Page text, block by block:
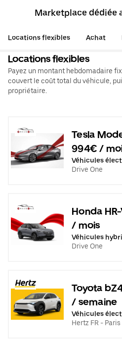
Marketplace dédiée
Locations flexibles Achat
Locations flexibles
Payez un montant hebdomadaire
couvert le coût total du véhicule,
propriétaire.
Tesla
994€ /
Véhicules
Drive One
Honda
/ mois
Véhicules
Drive One
Toyota
/ semaine
Véhicules
Hertz FR - Paris